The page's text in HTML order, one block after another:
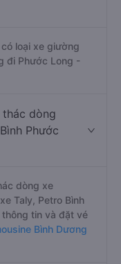
loại xe giường
đi Phước Long -
thác dòng
Phước
dòng xe
Taly, Petro Bình
tin và đặt vé
Bình Dương